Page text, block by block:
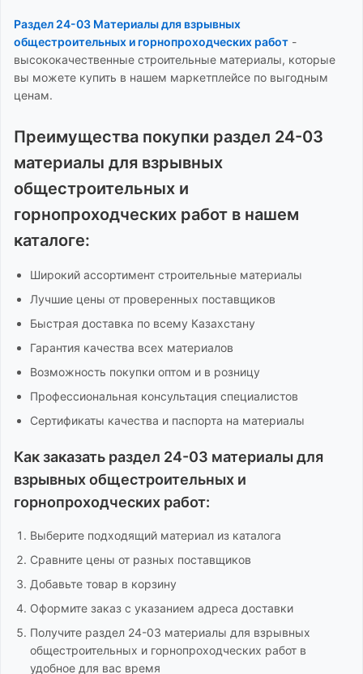
Раздел 24-03 Материалы для взрывных
общестроительных и горнопроходческих работ -
высококачественные строительные материалы, которые
вы можете купить в нашем маркетплейсе по выгодным
ценам.
Преимущества покупки раздел 24-03
материалы для взрывных
общестроительных и
горнопроходческих работ в нашем
каталоге:
Широкий ассортимент строительные материалы
Лучшие цены от проверенных поставщиков
Быстрая доставка по всему Казахстану
Гарантия качества всех материалов
Возможность покупки оптом и в розницу
Профессиональная консультация специалистов
Сертификаты качества и паспорта на материалы
Как заказать раздел 24-03 материалы для
взрывных общестроительных и
горнопроходческих работ:
Выберите подходящий материал из каталога
Сравните цены от разных поставщиков
Добавьте товар в корзину
Оформите заказ с указанием адреса доставки
Получите раздел 24-03 материалы для взрывных
общестроительных и горнопроходческих работ в
удобное для вас время